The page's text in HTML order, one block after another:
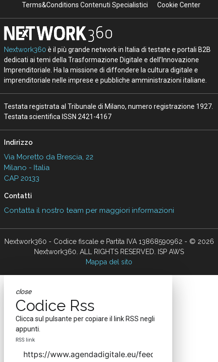
Terms&Conditions Contenuti Specialistici
Cookie Center
Nextwork360 è il più grande network in Italia di testate e portali B2B
dedicati ai temi della Trasformazione Digitale e dell’Innovazione
Imprenditoriale. Ha la missione di diffondere la cultura digitale e
imprenditoriale nelle imprese e pubbliche amministrazioni italiane.
Testata registrata al Tribunale di Milano, numero registrazione 1927.
Testata scientifica ISSN 2421-4167
Indirizzo
Via Moretto da Brescia, 22
Milano - Italia
CAP 20133
Contatti
Contatta il nostro team per maggiori informazioni
Nextwork360 - Codice fiscale e Partita IVA 13868590962 - © 2026
Nextwork360. ALL RIGHTS RESERVED. ISP AWS
Mappa del sito
close
Codice Rss
Clicca sul pulsante per copiare il link RSS negli
appunti.
RSS link